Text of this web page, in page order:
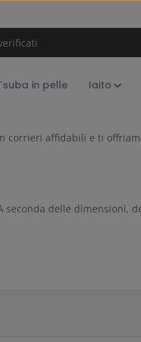
in pelle Iaito
corrieri affidabili e ti
seconda delle dimensioni,